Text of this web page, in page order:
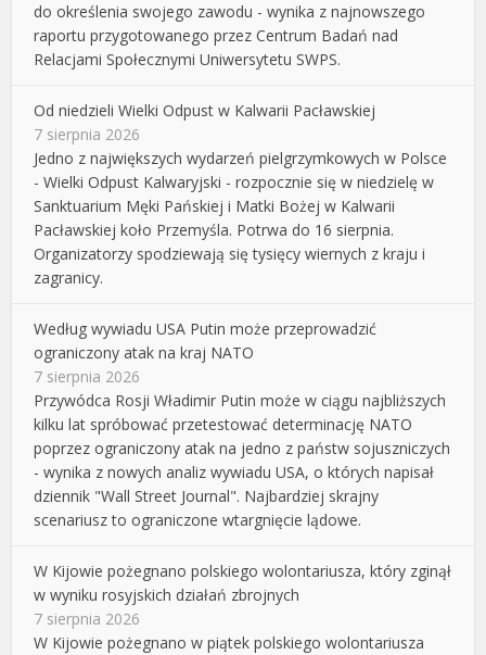
do określenia swojego zawodu - wynika z najnowszego
raportu przygotowanego przez Centrum Badań nad
Relacjami Społecznymi Uniwersytetu SWPS.
Od niedzieli Wielki Odpust w Kalwarii Pacławskiej
7 sierpnia 2026
Jedno z największych wydarzeń pielgrzymkowych w Polsce
- Wielki Odpust Kalwaryjski - rozpocznie się w niedzielę w
Sanktuarium Męki Pańskiej i Matki Bożej w Kalwarii
Pacławskiej koło Przemyśla. Potrwa do 16 sierpnia.
Organizatorzy spodziewają się tysięcy wiernych z kraju i
zagranicy.
Według wywiadu USA Putin może przeprowadzić
ograniczony atak na kraj NATO
7 sierpnia 2026
Przywódca Rosji Władimir Putin może w ciągu najbliższych
kilku lat spróbować przetestować determinację NATO
poprzez ograniczony atak na jedno z państw sojuszniczych
- wynika z nowych analiz wywiadu USA, o których napisał
dziennik "Wall Street Journal". Najbardziej skrajny
scenariusz to ograniczone wtargnięcie lądowe.
W Kijowie pożegnano polskiego wolontariusza, który zginął
w wyniku rosyjskich działań zbrojnych
7 sierpnia 2026
W Kijowie pożegnano w piątek polskiego wolontariusza